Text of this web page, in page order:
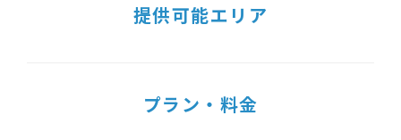
提供可能エリア
プラン・料金